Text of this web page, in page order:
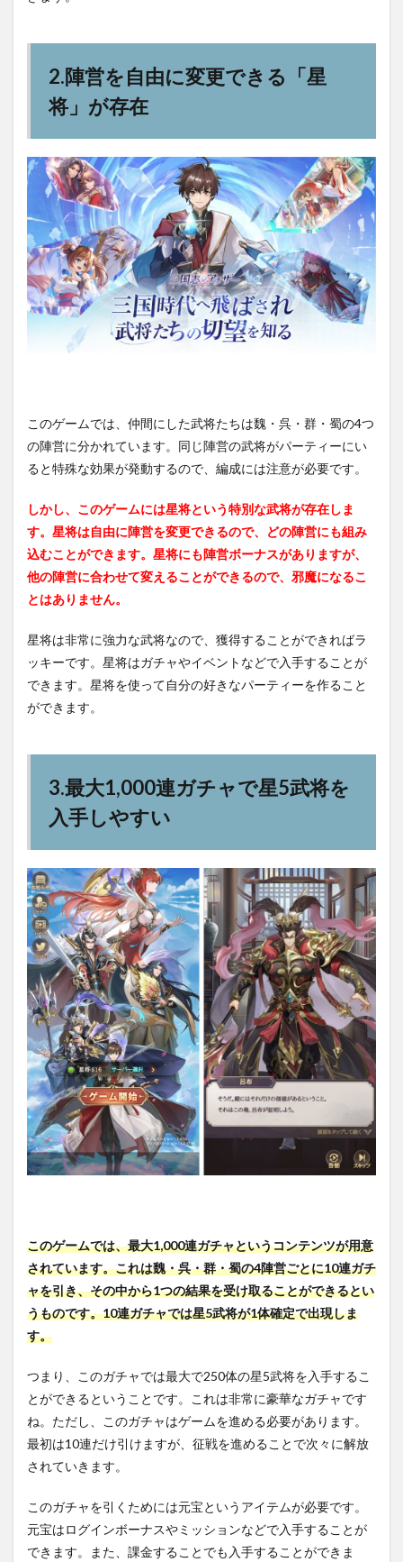
2.陣営を自由に変更できる「星
将」が存在
このゲームでは、仲間にした武将たちは魏・呉・群・蜀の4つ
の陣営に分かれています。同じ陣営の武将がパーティーにい
ると特殊な効果が発動するので、編成には注意が必要です。
しかし、このゲームには星将という特別な武将が存在しま
す。星将は自由に陣営を変更できるので、どの陣営にも組み
込むことができます。星将にも陣営ボーナスがありますが、
他の陣営に合わせて変えることができるので、邪魔になるこ
とはありません。
星将は非常に強力な武将なので、獲得することができればラ
ッキーです。星将はガチャやイベントなどで入手することが
できます。星将を使って自分の好きなパーティーを作ること
ができます。
3.最大1,000連ガチャで星5武将を
入手しやすい
このゲームでは、最大1,000連ガチャというコンテンツが用意
されています。これは魏・呉・群・蜀の4陣営ごとに10連ガチ
ャを引き、その中から1つの結果を受け取ることができるとい
うものです。10連ガチャでは星5武将が1体確定で出現しま
す。
つまり、このガチャでは最大で250体の星5武将を入手するこ
とができるということです。これは非常に豪華なガチャです
ね。ただし、このガチャはゲームを進める必要があります。
最初は10連だけ引けますが、征戦を進めることで次々に解放
されていきます。
このガチャを引くためには元宝というアイテムが必要です。
元宝はログインボーナスやミッションなどで入手することが
できます。また、課金することでも入手することができま